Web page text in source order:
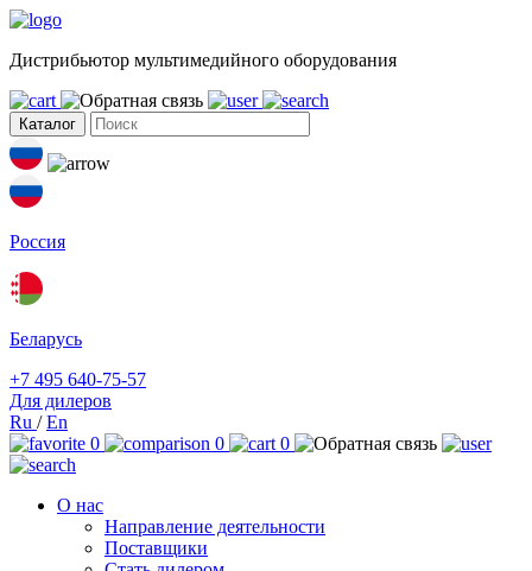
Дистрибьютор мультимедийного оборудования
Каталог
Россия
Беларусь
+7 495 640-75-57
Для дилеров
Ru /En
0
0 0
О нас
Направление деятельности
Поставщики